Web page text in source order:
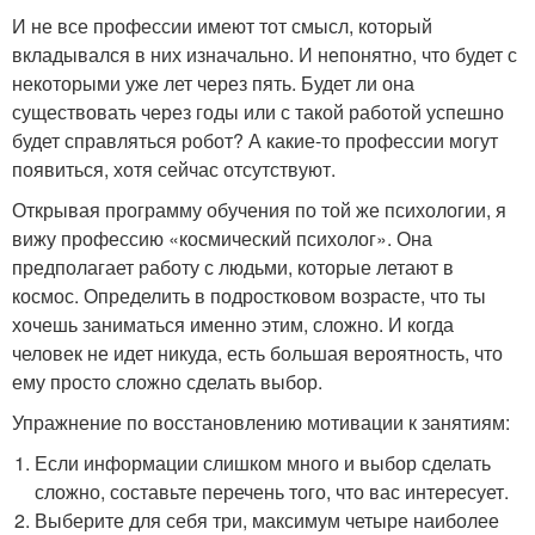
И не все профессии имеют тот смысл, который
вкладывался в них изначально. И непонятно, что будет с
некоторыми уже лет через пять. Будет ли она
существовать через годы или с такой работой успешно
будет справляться робот? А какие-то профессии могут
появиться, хотя сейчас отсутствуют.
Открывая программу обучения по той же психологии, я
вижу профессию «космический психолог». Она
предполагает работу с людьми, которые летают в
космос. Определить в подростковом возрасте, что ты
хочешь заниматься именно этим, сложно. И когда
человек не идет никуда, есть большая вероятность, что
ему просто сложно сделать выбор.
Упражнение по восстановлению мотивации к занятиям:
Если информации слишком много и выбор сделать
сложно, составьте перечень того, что вас интересует.
Выберите для себя три, максимум четыре наиболее